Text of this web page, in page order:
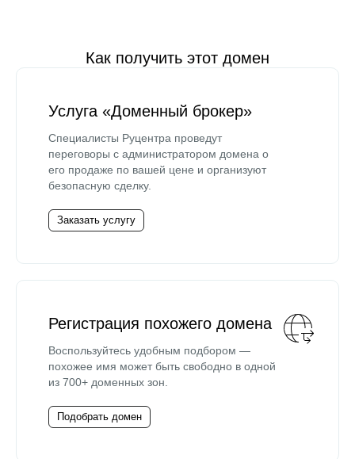
Как получить этот домен
Услуга «Доменный брокер»
Специалисты Руцентра проведут
переговоры с администратором домена о
его продаже по вашей цене и организуют
безопасную сделку.
Заказать услугу
Регистрация похожего домена
Воспользуйтесь удобным подбором —
похожее имя может быть свободно в одной
из 700+ доменных зон.
Подобрать домен